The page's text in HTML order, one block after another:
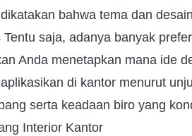
bahwa tema dan
Tentu saja, adanya banyak
Anda menetapkan mana ide
di kantor menurut
serta keadaan biro yang
Interior Kantor